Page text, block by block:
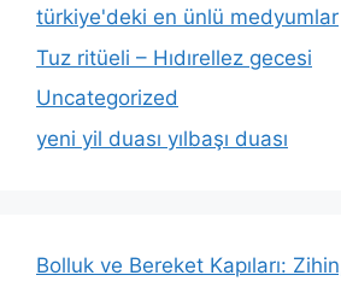
türkiye'deki en ünlü medyumlar
Tuz ritüeli – Hıdırellez gecesi
Uncategorized
yeni yil duası yılbaşı duası
Bolluk ve Bereket Kapıları: